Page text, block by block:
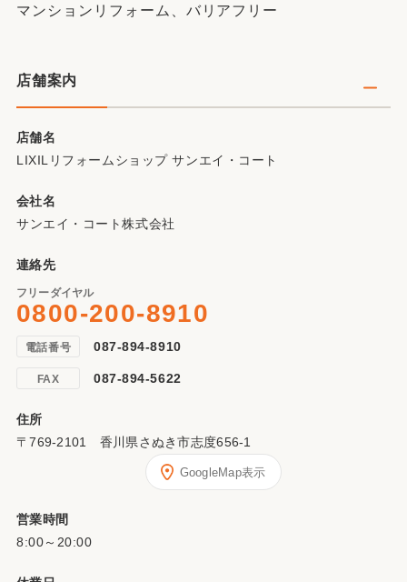
マンションリフォーム、バリアフリー
店舗案内
店舗名
LIXILリフォームショップ サンエイ・コート
会社名
サンエイ・コート株式会社
連絡先
フリーダイヤル
0800-200-8910
電話番号 087-894-8910
FAX 087-894-5622
住所
〒769-2101 香川県さぬき市志度656-1
GoogleMap表示
営業時間
8:00～20:00